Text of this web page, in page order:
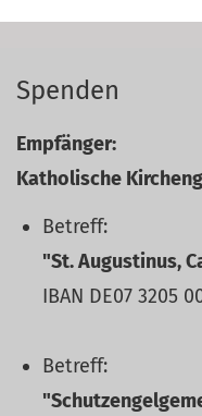
Spenden
Empfänger:
Katholische
Betreff:
"St. Augustinus,
IBAN DE07 3205
Betreff: